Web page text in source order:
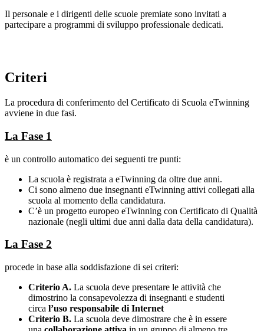
Il personale e i dirigenti delle scuole premiate sono invitati a
partecipare a programmi di sviluppo professionale dedicati.
Criteri
La procedura di conferimento del Certificato di Scuola eTwinning
avviene in due fasi.
La Fase 1
è un controllo automatico dei seguenti tre punti:
La scuola è registrata a eTwinning da oltre due anni.
Ci sono almeno due insegnanti eTwinning attivi collegati alla
scuola al momento della candidatura.
C’è un progetto europeo eTwinning con Certificato di Qualità
nazionale (negli ultimi due anni dalla data della candidatura).
La Fase 2
procede in base alla soddisfazione di sei criteri:
Criterio A. La scuola deve presentare le attività che
dimostrino la consapevolezza di insegnanti e studenti
circa l’uso responsabile di Internet
Criterio B. La scuola deve dimostrare che è in essere